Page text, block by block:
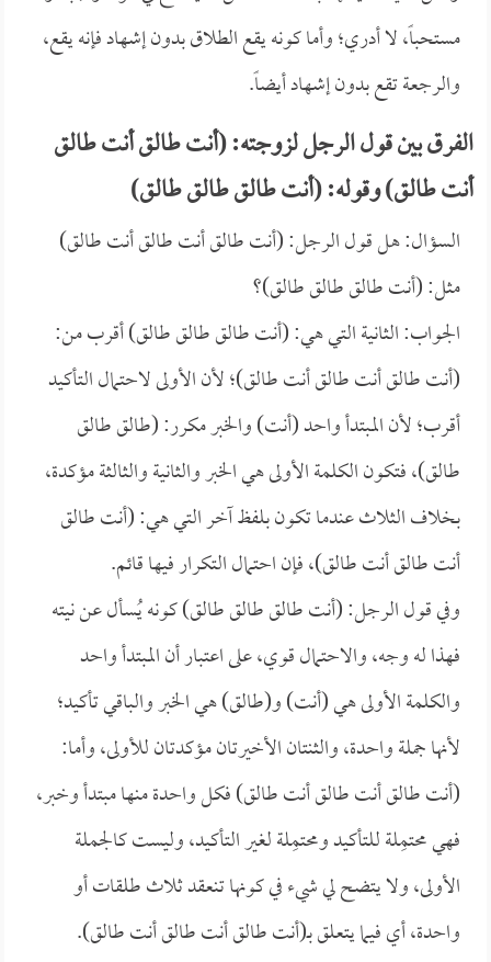
مستحباً، لا أدري؛ وأما كونه يقع الطلاق بدون إشهاد فإنه يقع،
والرجعة تقع بدون إشهاد أيضاً.
الفرق بين قول الرجل لزوجته: (أنت طالق أنت طالق
أنت طالق) وقوله: (أنت طالق طالق طالق)
السؤال: هل قول الرجل: (أنت طالق أنت طالق أنت طالق)
مثل: (أنت طالق طالق طالق)؟
الجواب: الثانية التي هي: (أنت طالق طالق طالق) أقرب من:
(أنت طالق أنت طالق أنت طالق)؛ لأن الأولى لاحتمال التأكيد
أقرب؛ لأن المبتدأ واحد (أنت) والخبر مكرر: (طالق طالق
طالق)، فتكون الكلمة الأولى هي الخبر والثانية والثالثة مؤكدة،
بخلاف الثلاث عندما تكون بلفظ آخر التي هي: (أنت طالق
أنت طالق أنت طالق)، فإن احتمال التكرار فيها قائم.
وفي قول الرجل: (أنت طالق طالق طالق) كونه يُسأل عن نيته
فهذا له وجه، والاحتمال قوي، على اعتبار أن المبتدأ واحد
والكلمة الأولى هي (أنت) و(طالق) هي الخبر والباقي تأكيد؛
لأنها جملة واحدة، والثنتان الأخيرتان مؤكدتان للأولى، وأما:
(أنت طالق أنت طالق أنت طالق) فكل واحدة منها مبتدأ وخبر،
فهي محتمِلة للتأكيد ومحتمِلة لغير التأكيد، وليست كالجملة
الأولى، ولا يتضح لي شيء في كونها تنعقد ثلاث طلقات أو
واحدة، أي فيما يتعلق بـ(أنت طالق أنت طالق أنت طالق).